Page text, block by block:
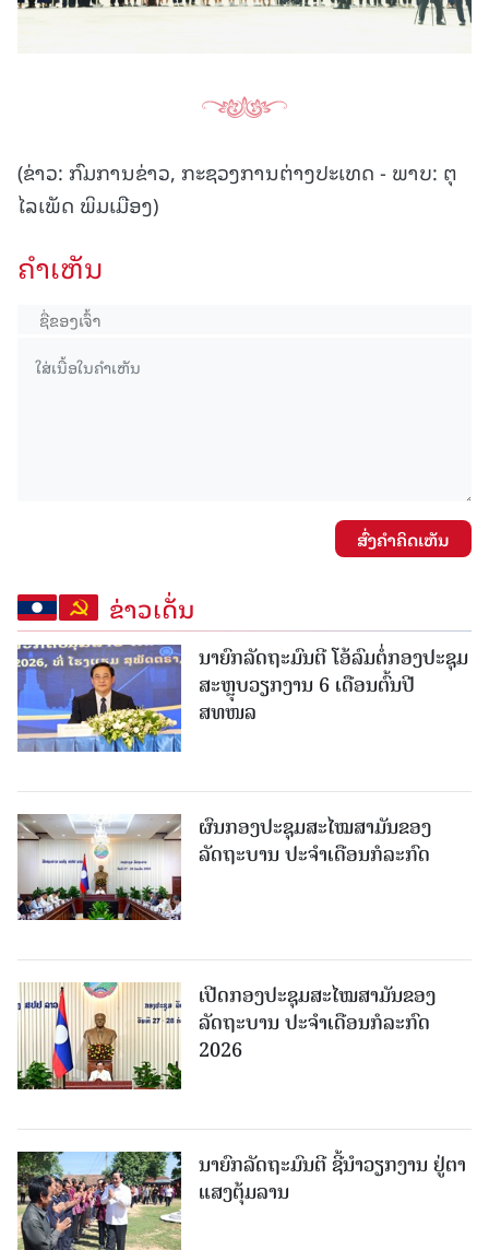
(ຂ່າວ: ກົມການຂ່າວ, ກະຊວງການຕ່າງປະເທດ - ພາບ: ຕຸ
ໄລເພັດ ພິມເມືອງ)
ຄໍາເຫັນ
ສົ່ງຄໍາຄິດເຫັນ
ຂ່າວເດັ່ນ
ນາຍົກລັດຖະມົນຕີ ໂອ້ລົມຕໍ່ກອງປະຊຸມ
ສະຫຼຸບວຽກງານ 6 ເດືອນຕົ້ນປີ
ສທໜລ
ຜົນກອງປະຊຸມສະໄໝສາມັນຂອງ
ລັດຖະບານ ປະຈຳເດືອນກໍລະກົດ
ເປີດກອງປະຊຸມສະໄໝສາມັນຂອງ
ລັດຖະບານ ປະຈໍາເດືອນກໍລະກົດ
2026
ນາຍົກລັດຖະມົນຕີ ຊີ້ນຳວຽກງານ ຢູ່ຕາ
ແສງຕຸ້ມລານ